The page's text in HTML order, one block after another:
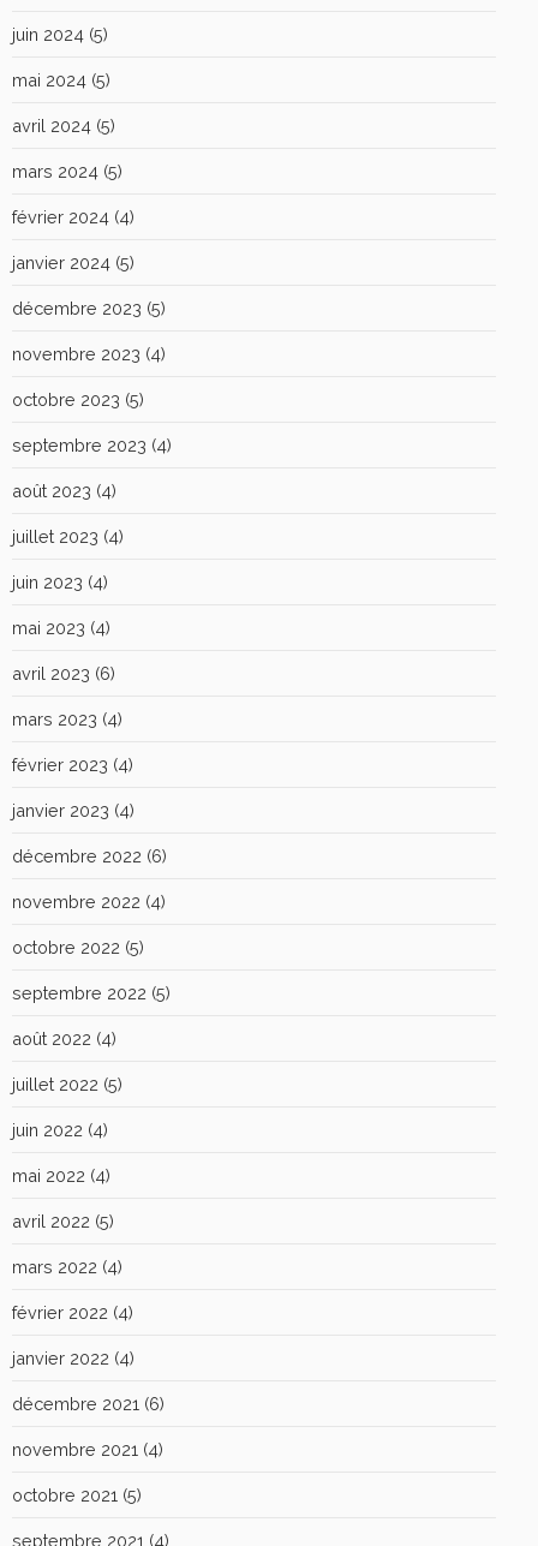
juin 2024 (5)
mai 2024 (5)
avril 2024 (5)
mars 2024 (5)
février 2024 (4)
janvier 2024 (5)
décembre 2023 (5)
novembre 2023 (4)
octobre 2023 (5)
septembre 2023 (4)
août 2023 (4)
juillet 2023 (4)
juin 2023 (4)
mai 2023 (4)
avril 2023 (6)
mars 2023 (4)
février 2023 (4)
janvier 2023 (4)
décembre 2022 (6)
novembre 2022 (4)
octobre 2022 (5)
septembre 2022 (5)
août 2022 (4)
juillet 2022 (5)
juin 2022 (4)
mai 2022 (4)
avril 2022 (5)
mars 2022 (4)
février 2022 (4)
janvier 2022 (4)
décembre 2021 (6)
novembre 2021 (4)
octobre 2021 (5)
septembre 2021 (4)